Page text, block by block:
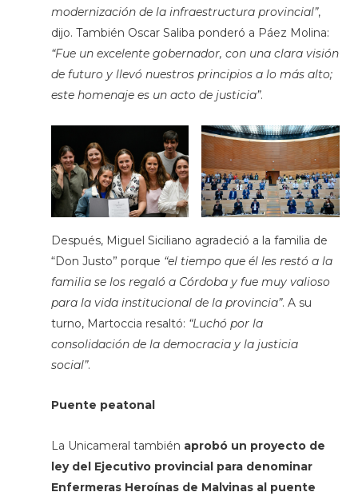
modernización de la infraestructura provincial”,
dijo. También Oscar Saliba ponderó a Páez Molina:
“Fue un excelente gobernador, con una clara visión
de futuro y llevó nuestros principios a lo más alto;
este homenaje es un acto de justicia”.
Después, Miguel Siciliano agradeció a la familia de
“Don Justo” porque “el tiempo que él les restó a la
familia se los regaló a Córdoba y fue muy valioso
para la vida institucional de la provincia”. A su
turno, Martoccia resaltó: “Luchó por la
consolidación de la democracia y la justicia
social”.
Puente peatonal
La Unicameral también aprobó un proyecto de
ley del Ejecutivo provincial para denominar
Enfermeras Heroínas de Malvinas al puente